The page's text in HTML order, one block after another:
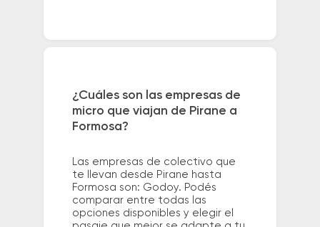
¿Cuáles son las empresas de
micro que viajan de Pirane a
Formosa?
Las empresas de colectivo que
te llevan desde Pirane hasta
Formosa son: Godoy. Podés
comparar entre todas las
opciones disponibles y elegir el